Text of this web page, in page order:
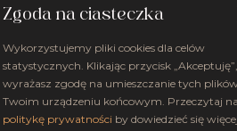
aparatami i znam zasady
Zgoda na ciasteczka
Wykorzystujemy pliki cookies dla celów
statystycznych. Klikając przycisk „Akceptuję”,
wyrażasz zgodę na umieszczanie tych
Twoim urządzeniu końcowym. Przeczytaj
politykę prywatności by dowiedzieć się